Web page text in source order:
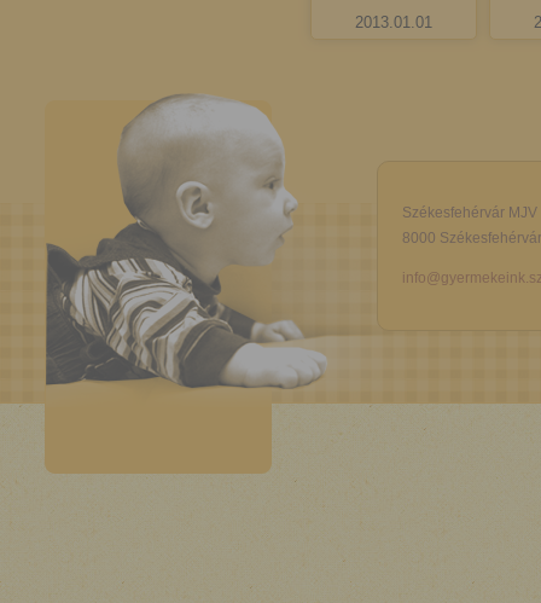
2013.01.01
Székesfehérvár
8000